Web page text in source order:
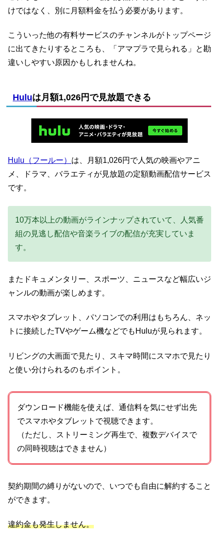
けではなく、別に月額料金を払う必要があります。
こういった他の有料サービスのチャンネルがトップページ
に出てきたりするところも、「アマプラで見られる」と勘
違いしやすい原因かもしれませんね。
Huluは月額1,026円で見放題できる
Hulu（フールー） は、月額1,026円で人気の映画やアニ
メ、ドラマ、バラエティが見放題の定額動画配信サービス
です。
10万本以上の動画がラインナップされていて、人気番
組の見逃し配信や音楽ライブの配信が充実していま
す。
またドキュメンタリー、スポーツ、ニュースなど幅広いジ
ャンルの動画が楽しめます。
スマホやタブレット、パソコンでの利用はもちろん、ネッ
トに接続したTVやゲーム機などでもHuluが見られます。
リビングの大画面で見たり、スキマ時間にスマホで見たり
と使い分けられるのもポイント。
ダウンロード機能を使えば、通信料を気にせず出先
でスマホやタブレットで視聴できます。
（ただし、ストリーミング再生で、複数デバイスで
の同時視聴はできません）
契約期間の縛りがないので、いつでも自由に解約すること
ができます。
違約金も発生しません。